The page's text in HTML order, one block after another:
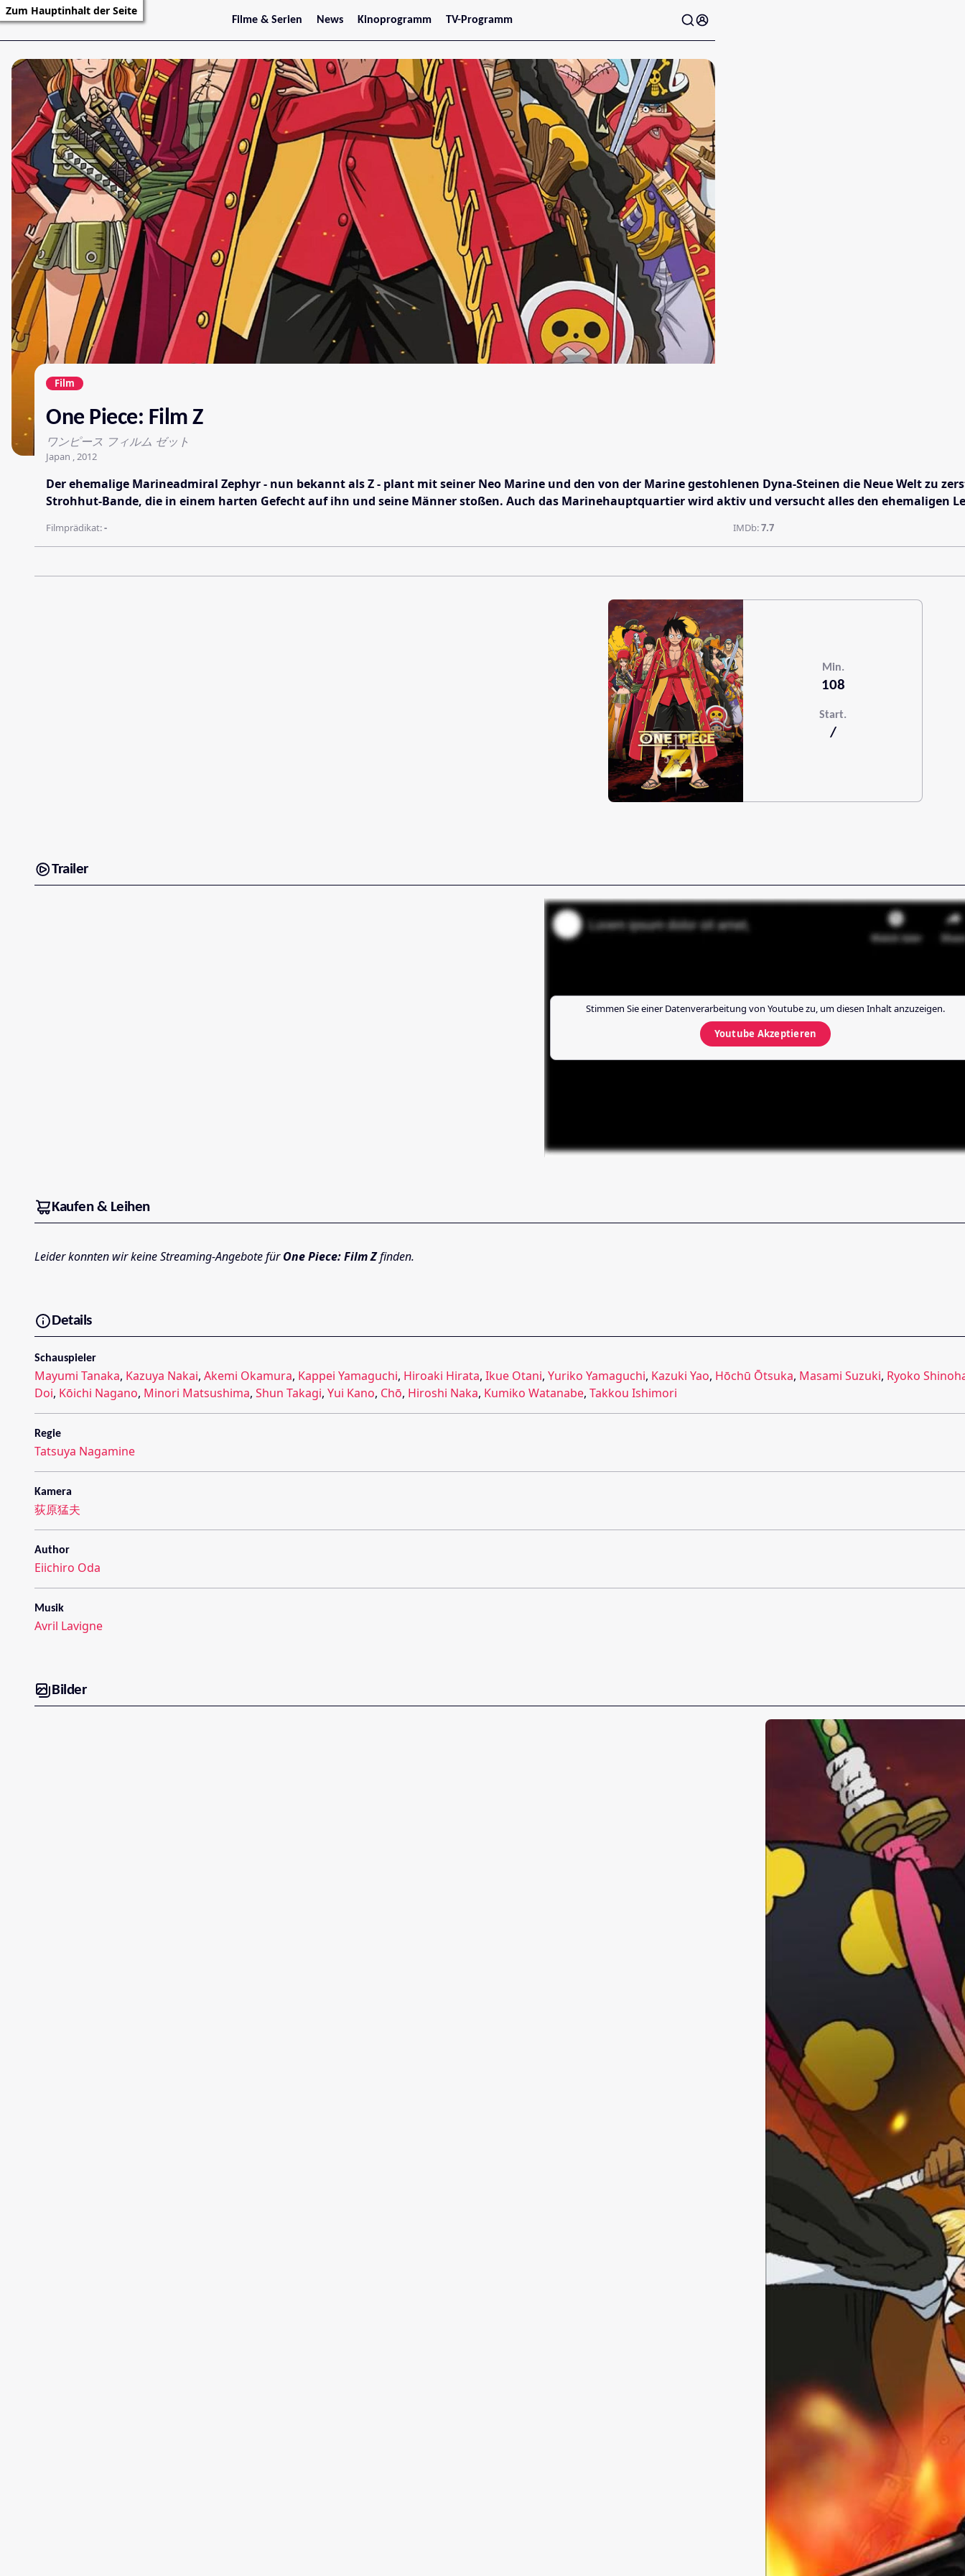
Zum Hauptinhalt der Seite
Filme & Serien
Trailer
Filmarchiv
Serienarchiv
News
Stars
Kinoprogramm
Jetzt im Kino
Wien
Niederösterreich
Oberösterreich
Steiermark
Burgenland
Kärnten
Salzburg
Vorarlberg
TV-Programm
Film
One Piece: Film Z
ワンピース フィルム ゼット
Japan , 2012
Der ehemalige Marineadmiral Zephyr - nun bekannt als Z - plant mit seiner Neo Marine und den von der Marine gestohlenen Dyna-Steinen die Neue Welt zu
Strohhut-Bande, die in einem harten Gefecht auf ihn und seine Männer stoßen. Auch das Marinehauptquartier wird aktiv und versucht alles den ehemaligen
Filmprädikat:- IMDb:7.7
Min.
108
Start.
/
Trailer
Stimmen Sie einer Datenverarbeitung von Youtubezu, um diesen Inhalt anzuzeigen.
Youtube Akzeptieren
Kaufen & Leihen
Leider konnten wir keine Streaming-Angebote fürOne Piece: Film Zfinden.
Details
Schauspieler
Mayumi Tanaka, Kazuya Nakai, Akemi Okamura, Kappei Yamaguchi, Hiroaki Hirata, Ikue Otani, Yuriko Yamaguchi, Kazuki Yao, Hōchū Ōtsuka, Masami Suzuki, Ryoko
Doi, Kōichi Nagano, Minori Matsushima, Shun Takagi, Yui Kano, Chō, Hiroshi Naka, Kumiko Watanabe, Takkou Ishimori
Regie
Tatsuya Nagamine
Kamera
荻原猛夫
Author
Eiichiro Oda
Musik
Avril Lavigne
Bilder